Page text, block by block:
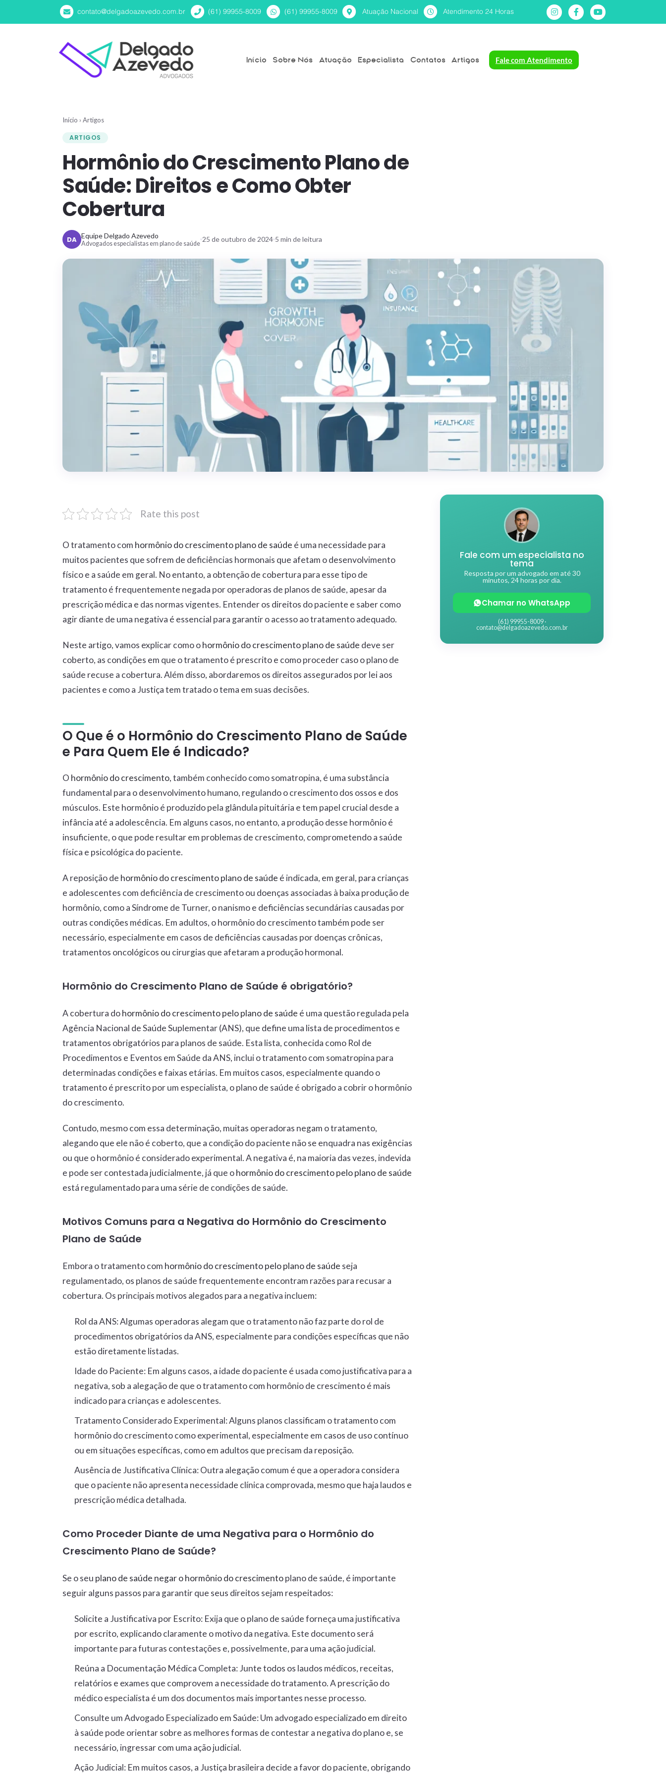
contato@delgadoazevedo.com.br (61) 99955-8009 (61) 99955-8009 Atuação Nacional Atendimento 24 Horas
Início Sobre Nós Atuação Especialista Contatos Artigos Fale com Atendimento
Início › Artigos
ARTIGOS
Hormônio do Crescimento Plano de
Saúde: Direitos e Como Obter
Cobertura
DA Equipe Delgado Azevedo
Advogados especialistas em plano de saúde
25 de outubro de 2024 5 min de leitura
Rate this post
O tratamento com hormônio do crescimento plano de saúde é uma necessidade para
muitos pacientes que sofrem de deficiências hormonais que afetam o desenvolvimento
físico e a saúde em geral. No entanto, a obtenção de cobertura para esse tipo de
tratamento é frequentemente negada por operadoras de planos de saúde, apesar da
prescrição médica e das normas vigentes. Entender os direitos do paciente e saber como
agir diante de uma negativa é essencial para garantir o acesso ao tratamento adequado.
Neste artigo, vamos explicar como ohormônio do crescimento plano de saúde deve ser
coberto, as condições em que o tratamento é prescrito e como proceder caso o plano de
saúde recuse a cobertura. Além disso, abordaremos os direitos assegurados por lei aos
pacientes e como a Justiça tem tratado o tema em suas decisões.
O Que é o Hormônio do Crescimento Plano de Saúde
e Para Quem Ele é Indicado?
O hormônio do crescimento, também conhecido como somatropina, é uma substância
fundamental para o desenvolvimento humano, regulando o crescimento dos ossos e dos
músculos. Este hormônio é produzido pela glândula pituitária e tem papel crucial desde a
infância até a adolescência. Em alguns casos, no entanto, a produção desse hormônio é
insuficiente, o que pode resultar em problemas de crescimento, comprometendo a saúde
física e psicológica do paciente.
A reposição de hormônio do crescimento plano de saúde é indicada, em geral, para crianças
e adolescentes com deficiência de crescimento ou doenças associadas à baixa produção de
hormônio, como a Síndrome de Turner, o nanismo e deficiências secundárias causadas por
outras condições médicas. Em adultos, o hormônio do crescimento também pode ser
necessário, especialmente em casos de deficiências causadas por doenças crônicas,
tratamentos oncológicos ou cirurgias que afetaram a produção hormonal.
Hormônio do Crescimento Plano de Saúde é obrigatório?
A cobertura dohormônio do crescimento pelo plano de saúde é uma questão regulada pela
Agência Nacional de Saúde Suplementar (ANS), que define uma lista de procedimentos e
tratamentos obrigatórios para planos de saúde. Esta lista, conhecida como Rol de
Procedimentos e Eventos em Saúde da ANS, inclui o tratamento com somatropina para
determinadas condições e faixas etárias. Em muitos casos, especialmente quando o
tratamento é prescrito por um especialista, o plano de saúde é obrigado a cobrir o hormônio
do crescimento.
Contudo, mesmo com essa determinação, muitas operadoras negam o tratamento,
alegando que ele não é coberto, que a condição do paciente não se enquadra nas exigências
ou que o hormônio é considerado experimental. A negativa é, na maioria das vezes, indevida
e pode ser contestada judicialmente, já que ohormônio do crescimento pelo plano de saúde
está regulamentado para uma série de condições de saúde.
Motivos Comuns para a Negativa do Hormônio do Crescimento
Plano de Saúde
Embora o tratamento com hormônio do crescimento pelo plano de saúde seja
regulamentado, os planos de saúde frequentemente encontram razões para recusar a
cobertura. Os principais motivos alegados para a negativa incluem:
Rol da ANS: Algumas operadoras alegam que o tratamento não faz parte do rol de
procedimentos obrigatórios da ANS, especialmente para condições específicas que não
estão diretamente listadas.
Idade do Paciente: Em alguns casos, a idade do paciente é usada como justificativa para a
negativa, sob a alegação de que o tratamento com hormônio de crescimento é mais
indicado para crianças e adolescentes.
Tratamento Considerado Experimental: Alguns planos classificam o tratamento com
hormônio do crescimento como experimental, especialmente em casos de uso contínuo
ou em situações específicas, como em adultos que precisam da reposição.
Ausência de Justificativa Clínica: Outra alegação comum é que a operadora considera
que o paciente não apresenta necessidade clínica comprovada, mesmo que haja laudos e
prescrição médica detalhada.
Como Proceder Diante de uma Negativa para o Hormônio do
Crescimento Plano de Saúde?
Se o seu plano de saúde negar o hormônio do crescimentoplano de saúde, é importante
seguir alguns passos para garantir que seus direitos sejam respeitados:
Solicite a Justificativa por Escrito: Exija que o plano de saúde forneça uma justificativa
por escrito, explicando claramente o motivo da negativa. Este documento será
importante para futuras contestações e, possivelmente, para uma ação judicial.
Reúna a Documentação Médica Completa: Junte todos os laudos médicos, receitas,
relatórios e exames que comprovem a necessidade do tratamento. A prescrição do
médico especialista é um dos documentos mais importantes nesse processo.
Consulte um Advogado Especializado em Saúde: Um advogado especializado em direito
à saúde pode orientar sobre as melhores formas de contestar a negativa do plano e, se
necessário, ingressar com uma ação judicial.
Ação Judicial: Em muitos casos, a Justiça brasileira decide a favor do paciente, obrigando
Fale com um especialista no
tema
Resposta por um advogado em até 30
minutos, 24 horas por dia.
Chamar no WhatsApp
(61) 99955-8009 ·
contato@delgadoazevedo.com.br